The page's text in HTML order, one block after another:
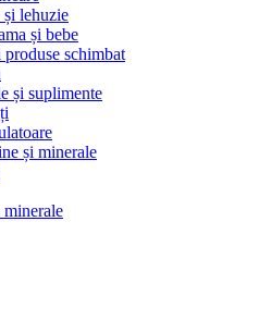
și lehuzie
și bebe
produse schimbat
și suplimente
și minerale